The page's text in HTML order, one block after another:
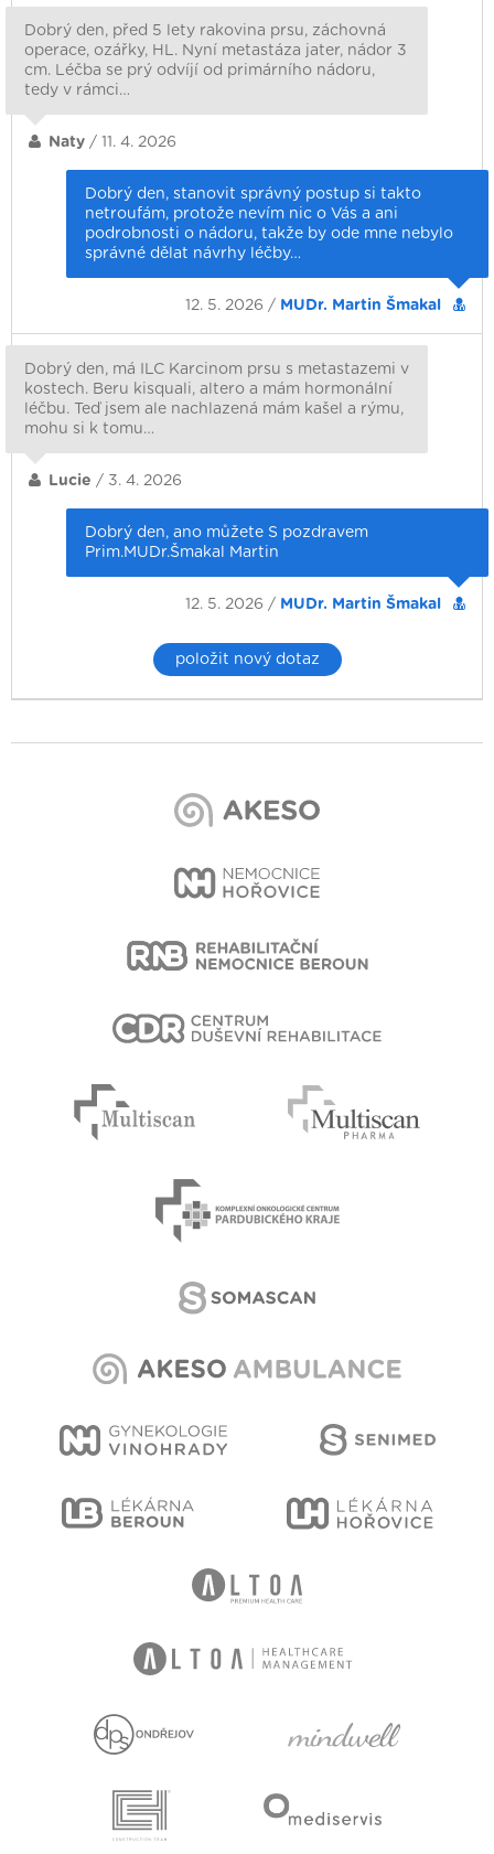
Dobrý den, před 5 lety rakovina prsu, záchovná
operace, ozářky, HL. Nyní metastáza jater, nádor 3
cm. Léčba se prý odvíjí od primárního nádoru,
tedy v rámci…
Naty / 11. 4. 2026
Dobrý den, stanovit správný postup si takto
netroufám, protože nevím nic o Vás a ani
podrobnosti o nádoru, takže by ode mne nebylo
správné dělat návrhy léčby…
12. 5. 2026 / MUDr. Martin Šmakal
Dobrý den, má ILC Karcinom prsu s metastazemi v
kostech. Beru kisquali, altero a mám hormonální
léčbu. Teď jsem ale nachlazená mám kašel a rýmu,
mohu si k tomu…
Lucie / 3. 4. 2026
Dobrý den, ano můžete S pozdravem
Prim.MUDr.Šmakal Martin
12. 5. 2026 / MUDr. Martin Šmakal
položit nový dotaz